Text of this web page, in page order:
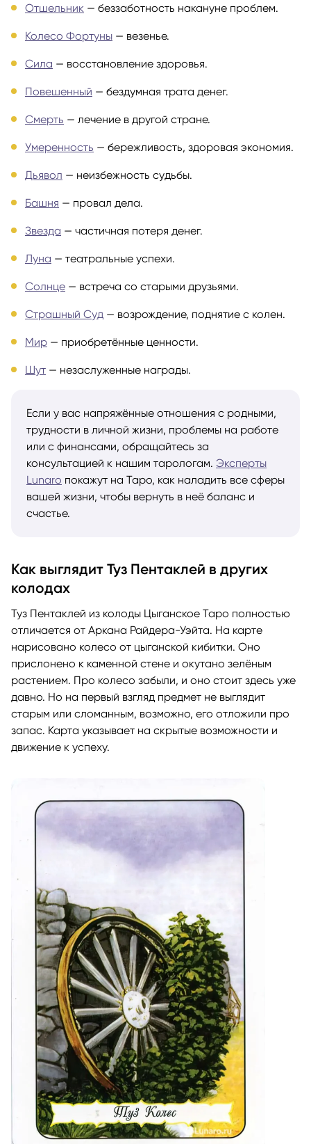
Отшельник — беззаботность накануне проблем.
Колесо Фортуны — везенье.
Сила — восстановление здоровья.
Повешенный — бездумная трата денег.
Смерть — лечение в другой стране.
Умеренность — бережливость, здоровая экономия.
Дьявол — неизбежность судьбы.
Башня — провал дела.
Звезда — частичная потеря денег.
Луна — театральные успехи.
Солнце — встреча со старыми друзьями.
Страшный Суд — возрождение, поднятие с колен.
Мир — приобретённые ценности.
Шут — незаслуженные награды.
Если у вас напряжённые отношения с родными,
трудности в личной жизни, проблемы на работе
или с финансами, обращайтесь за
консультацией к нашим тарологам. Эксперты
Lunaro покажут на Таро, как наладить все сферы
вашей жизни, чтобы вернуть в неё баланс и
счастье.
Как выглядит Туз Пентаклей в других
колодах
Туз Пентаклей из колоды Цыганское Таро полностью
отличается от Аркана Райдера-Уэйта. На карте
нарисовано колесо от цыганской кибитки. Оно
прислонено к каменной стене и окутано зелёным
растением. Про колесо забыли, и оно стоит здесь уже
давно. Но на первый взгляд предмет не выглядит
старым или сломанным, возможно, его отложили про
запас. Карта указывает на скрытые возможности и
движение к успеху.